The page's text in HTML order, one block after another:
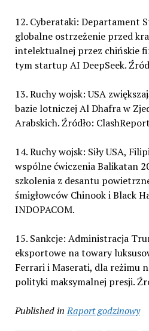
12. Cyberataki: Departament
globalne ostrzeżenie przed
intelektualnej przez chińskie
tym startup AI DeepSeek.
13. Ruchy wojsk: USA
bazie lotniczej Al Dhafra w
Arabskich. Źródło:
14. Ruchy wojsk: Siły USA,
wspólne ćwiczenia Balikatan
szkolenia z desantu
śmigłowców Chinook i Black
INDOPACOM.
15. Sankcje: Administracja
eksportowe na towary
Ferrari i Maserati, dla reżimu
polityki maksymalnej presji.
Published in Raport godzinowy